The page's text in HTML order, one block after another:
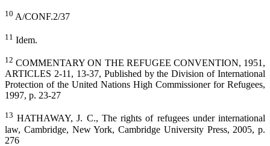
10 A/CONF.2/37
11 Idem.
12 COMMENTARY ON THE REFUGEE CONVENTION, 1951,
ARTICLES 2-11, 13-37, Published by the Division of International
Protection of the United Nations High Commissioner for Refugees,
1997, p. 23-27
13 HATHAWAY, J. C., The rights of refugees under international
law, Cambridge, New York, Cambridge University Press, 2005, p.
276